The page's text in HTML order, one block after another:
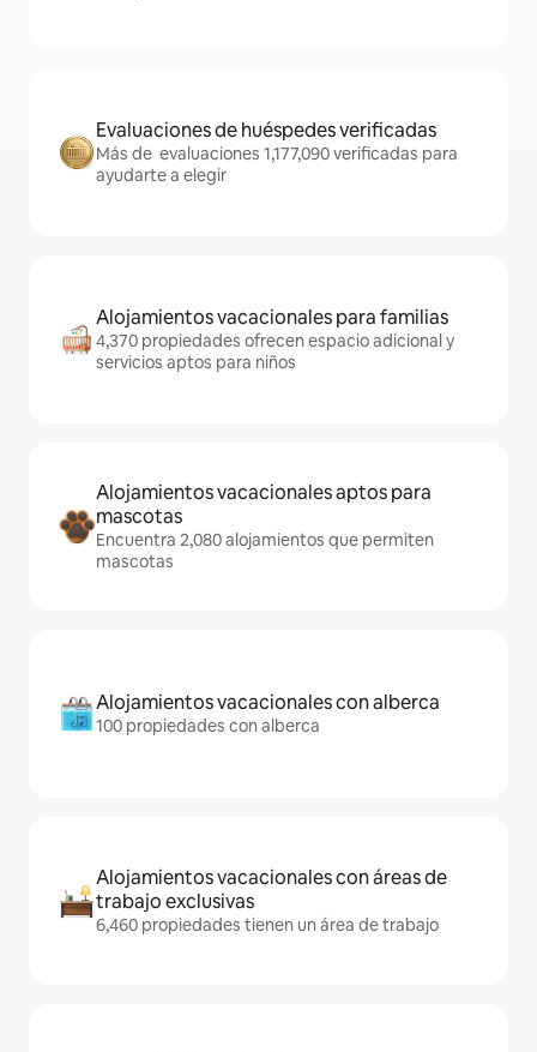
Evaluaciones de huéspedes verificadas
Más de evaluaciones 1,177,090 verificadas para
ayudarte a elegir
Alojamientos vacacionales para familias
4,370 propiedades ofrecen espacio adicional y
servicios aptos para niños
Alojamientos vacacionales aptos para
mascotas
Encuentra 2,080 alojamientos que permiten
mascotas
Alojamientos vacacionales con alberca
100 propiedades con alberca
Alojamientos vacacionales con áreas de
trabajo exclusivas
6,460 propiedades tienen un área de trabajo